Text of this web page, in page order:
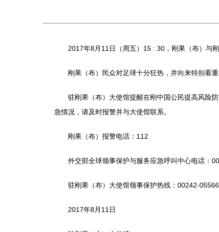
2017年8月11日（周五）15 : 30，刚果（布）与刚
刚果（布）民众对足球十分狂热，并向来特别看重
驻刚果（布）大使馆提醒在刚中国公民提高风险防
急情况，请及时报警并与大使馆联系。
刚果（布）报警电话：112
外交部全球领事保护与服务应急呼叫中心电话：
驻刚果（布）大使馆领事保护热线：00242-
2017年8月11日